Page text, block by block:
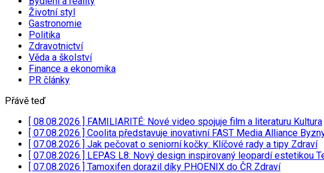
Životní styl
Gastronomie
Politika
Zdravotnictví
Věda a školství
Finance a ekonomika
PR články
Přávě teď
[ 08.08.2026 ] FAMILIARITÉ: Nové video spojuje film a literaturu Kultura
[ 07.08.2026 ] Coolita představuje inovativní FAST Media Alliance
[ 07.08.2026 ] Jak pečovat o seniorní kočky: Klíčové rady a tipy Zdraví
[ 07.08.2026 ] LEPAS L8: Nový design inspirovaný leopardí estetikou
[ 07.08.2026 ] Tamoxifen dorazil díky PHOENIX do ČR Zdraví